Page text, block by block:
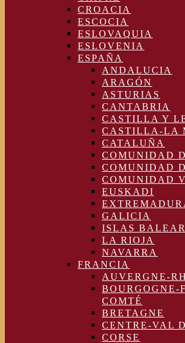
CROACIA
ESCOCIA
ESLOVAQUIA
ESLOVENIA
ESPAÑA
ANDALUCIA
ARAGÓN
ASTURIAS
CANTABRIA
CASTILLA Y
CASTILLA-LA
CATALUÑA
COMUNIDAD
COMUNIDAD
COMUNIDAD
EUSKADI
GALICIA
ISLAS
LA RIOJA
NAVARRA
FRANCIA
AUVERGNE-
BOURGOGNE-
COMTÉ
BRETAGNE
CENTRE-VAL
CORSE